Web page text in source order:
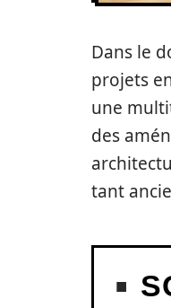
Dans le
projets
une
des
tant